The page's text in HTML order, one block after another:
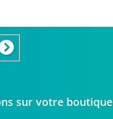
sur votre boutique